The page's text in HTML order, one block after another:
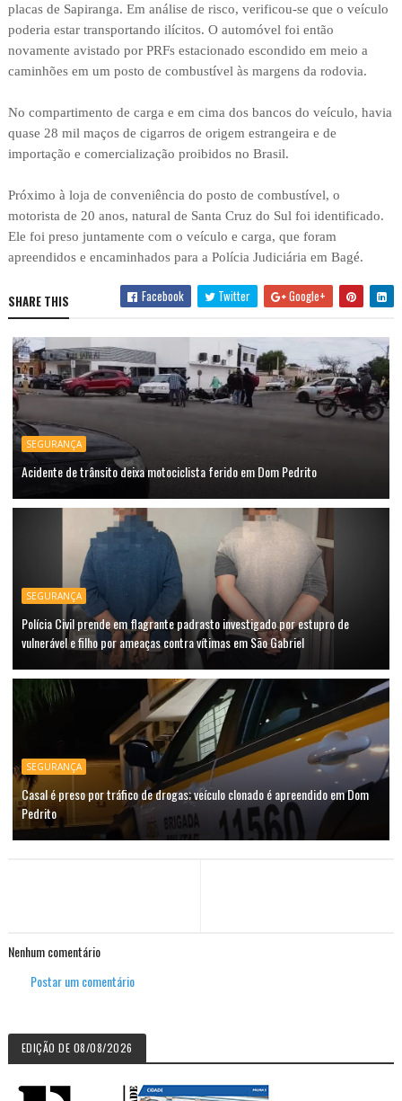
placas de Sapiranga. Em análise de risco, verificou-se que o veículo
poderia estar transportando ilícitos. O automóvel foi então
novamente avistado por PRFs estacionado escondido em meio a
caminhões em um posto de combustível às margens da rodovia.
No compartimento de carga e em cima dos bancos do veículo, havia
quase 28 mil maços de cigarros de origem estrangeira e de
importação e comercialização proibidos no Brasil.
Próximo à loja de conveniência do posto de combustível, o
motorista de 20 anos, natural de Santa Cruz do Sul foi identificado.
Ele foi preso juntamente com o veículo e carga, que foram
apreendidos e encaminhados para a Polícia Judiciária em Bagé.
SHARE THIS Facebook Twitter Google+
SEGURANÇA
Acidente de trânsito deixa motociclista ferido em Dom Pedrito
SEGURANÇA
Polícia Civil prende em flagrante padrasto investigado por estupro de
vulnerável e filho por ameaças contra vítimas em São Gabriel
SEGURANÇA
Casal é preso por tráfico de drogas; veículo clonado é apreendido em Dom
Pedrito
Nenhum comentário
Postar um comentário
EDIÇÃO DE 08/08/2026